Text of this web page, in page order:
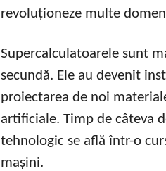
revoluționeze multe
Supercalculatoarele sunt
secundă. Ele au devenit
proiectarea de noi
artificiale. Timp de câteva
tehnologic se află într-o
mașini.